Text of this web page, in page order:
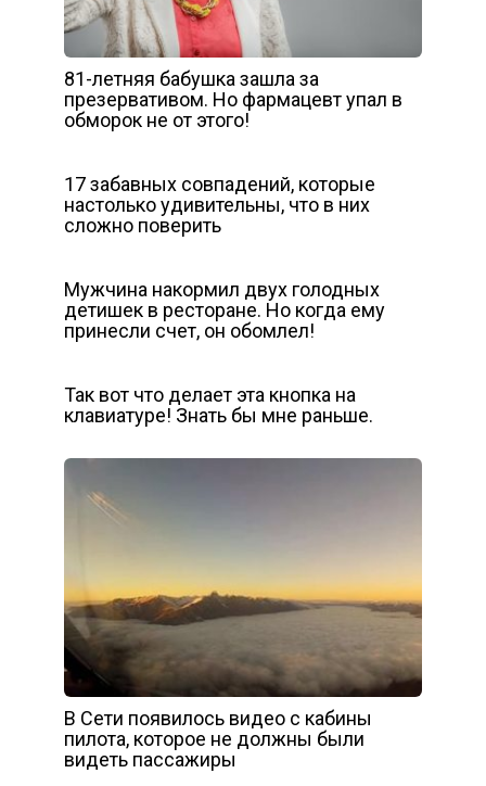
81-летняя бабушка зашла за
презервативом. Но фармацевт упал в
обморок не от этого!
17 забавных совпадений, которые
настолько удивительны, что в них
сложно поверить
Мужчина накормил двух голодных
детишек в ресторане. Но когда ему
принесли счет, он обомлел!
Так вот что делает эта кнопка на
клавиатуре! Знать бы мне раньше.
В Сети появилось видео с кабины
пилота, которое не должны были
видеть пассажиры